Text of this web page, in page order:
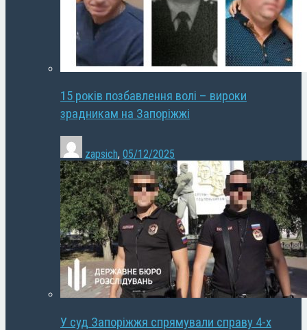
15 років позбавлення волі – вироки
зрадникам на Запоріжжі
zapsich, 05/12/2025
У суд Запоріжжя спрямували справу 4-х